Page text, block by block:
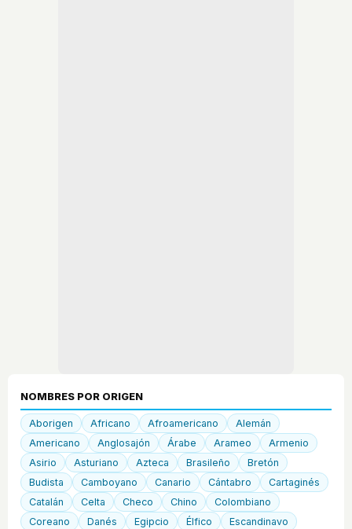
NOMBRES POR ORIGEN
Aborigen Africano Afroamericano
Alemán
Americano
Anglosajón Árabe Arameo
Armenio
Asirio
Asturiano Azteca Brasileño
Bretón
Budista
Camboyano Canario Cántabro
Cartaginés
Catalán
Celta Checo Chino
Colombiano
Coreano
Danés Egipcio Élfico
Escandinavo